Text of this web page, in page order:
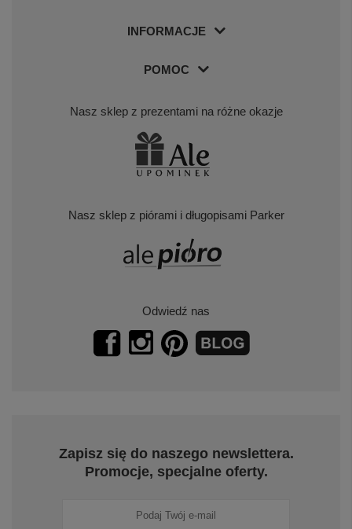
INFORMACJE
POMOC
Nasz sklep z prezentami na różne okazje
Nasz sklep z piórami i długopisami Parker
Odwiedź nas
Zapisz się do naszego newslettera.
Promocje, specjalne oferty.